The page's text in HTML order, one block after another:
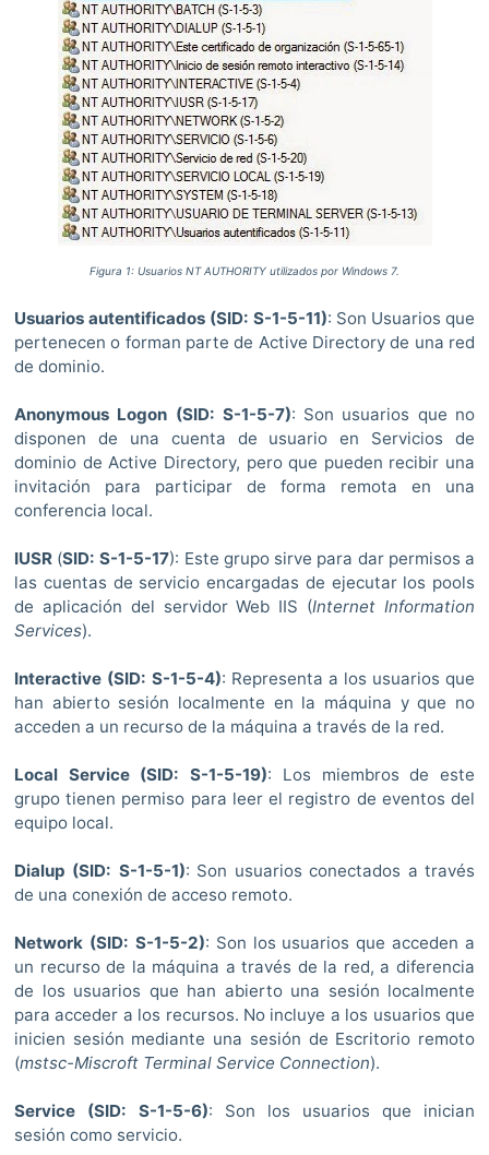
Figura 1: Usuarios NT AUTHORITY utilizados por Windows 7.
Usuarios autentificados (SID: S-1-5-11): Son Usuarios que
pertenecen o forman parte de Active Directory de una red
de dominio.
Anonymous Logon (SID: S-1-5-7): Son usuarios que no
disponen de una cuenta de usuario en Servicios de
dominio de Active Directory, pero que pueden recibir una
invitación para participar de forma remota en una
conferencia local.
IUSR (SID: S-1-5-17): Este grupo sirve para dar permisos a
las cuentas de servicio encargadas de ejecutar los pools
de aplicación del servidor Web IIS (Internet Information
Services).
Interactive (SID: S-1-5-4): Representa a los usuarios que
han abierto sesión localmente en la máquina y que no
acceden a un recurso de la máquina a través de la red.
Local Service (SID: S-1-5-19): Los miembros de este
grupo tienen permiso para leer el registro de eventos del
equipo local.
Dialup (SID: S-1-5-1): Son usuarios conectados a través
de una conexión de acceso remoto.
Network (SID: S-1-5-2): Son los usuarios que acceden a
un recurso de la máquina a través de la red, a diferencia
de los usuarios que han abierto una sesión localmente
para acceder a los recursos. No incluye a los usuarios que
inicien sesión mediante una sesión de Escritorio remoto
(mstsc-Miscroft Terminal Service Connection).
Service (SID: S-1-5-6): Son los usuarios que inician
sesión como servicio.